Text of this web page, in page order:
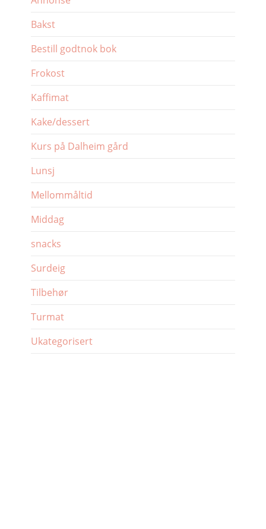
Bakst
Bestill godtnok bok
Frokost
Kaffimat
Kake/dessert
Kurs på Dalheim gård
Lunsj
Mellommåltid
Middag
snacks
Surdeig
Tilbehør
Turmat
Ukategorisert